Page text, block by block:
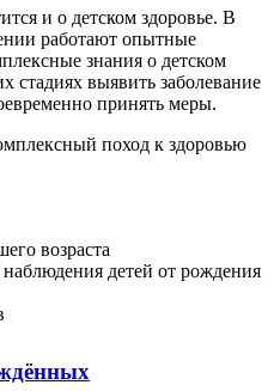
и о детском здоровье. В
работают опытные
знания о детском
стадиях выявить заболевание
принять меры.
поход к здоровью
возраста
детей от рождения